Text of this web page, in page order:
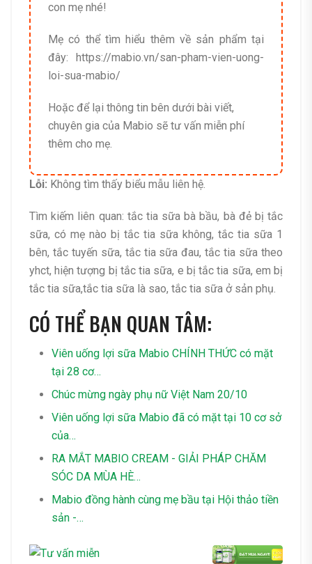
con mẹ nhé!
Mẹ có thể tìm hiểu thêm về sản phẩm tại
đây: https://mabio.vn/san-pham-vien-uong-
loi-sua-mabio/
Hoặc để lại thông tin bên dưới bài viết,
chuyên gia của Mabio sẽ tư vấn miễn phí
thêm cho mẹ.
Lỗi: Không tìm thấy biểu mẫu liên hệ.
Tìm kiếm liên quan: tắc tia sữa bà bầu, bà đẻ bị tắc
sữa, có mẹ nào bị tắc tia sữa không, tắc tia sữa 1
bên, tắc tuyến sữa, tắc tia sữa đau, tắc tia sữa theo
yhct, hiện tượng bị tắc tia sữa, e bị tắc tia sữa, em bị
tắc tia sữa,tắc tia sữa là sao, tắc tia sữa ở sản phụ.
CÓ THỂ BẠN QUAN TÂM:
Viên uống lợi sữa Mabio CHÍNH THỨC có mặt
tại 28 cơ…
Chúc mừng ngày phụ nữ Việt Nam 20/10
Viên uống lợi sữa Mabio đã có mặt tại 10 cơ sở
của…
RA MẮT MABIO CREAM - GIẢI PHÁP CHĂM
SÓC DA MÙA HÈ…
Mabio đồng hành cùng mẹ bầu tại Hội thảo tiền
sản -…